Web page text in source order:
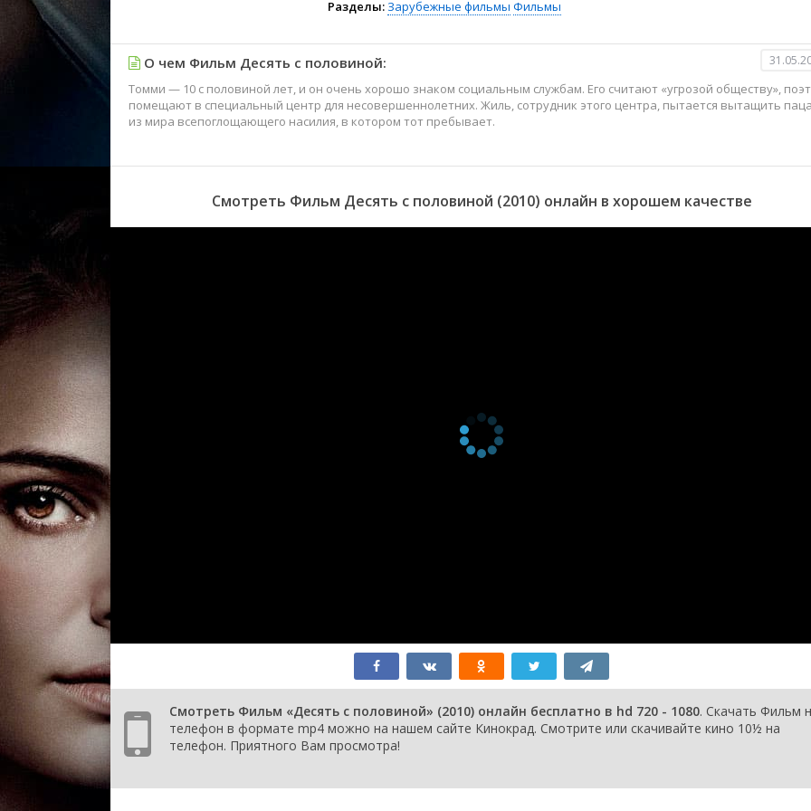
Разделы: Зарубежные фильмы Фильмы
О чем Фильм Десять с половиной:
Томми — 10 с половиной лет, и он очень хорошо знаком социальным службам. Его считают «угрозой обществу»,
помещают в специальный центр для несовершеннолетних. Жиль, сотрудник этого центра, пытается вытащить
из мира всепоглощающего насилия, в котором тот пребывает.
Смотреть Фильм Десять с половиной (2010) онлайн в хорошем качестве
Смотреть Фильм «Десять с половиной» (2010) онлайн бесплатно в hd 720 - 1080. Скачать Фильм
телефон в формате mp4 можно на нашем сайте Кинокрад. Смотрите или скачивайте кино 10½ на
телефон. Приятного Вам просмотра!